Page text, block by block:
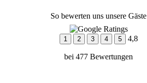
So bewerten uns unsere Gäste
1 2 3 4 5 4,8
bei 477 Bewertungen